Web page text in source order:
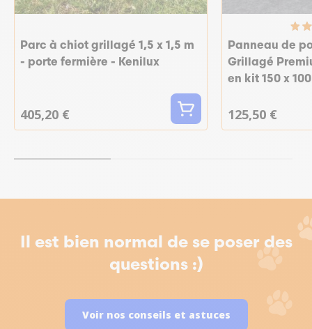
Parc à chiot grillagé 1,5 x 1,5 m
- porte fermière - Kenilux
405,20 €
Panneau de
Grillagé
en kit 150 x
125,50 €
Il est bien normal de se poser des
questions :)
Voir nos conseils et astuces